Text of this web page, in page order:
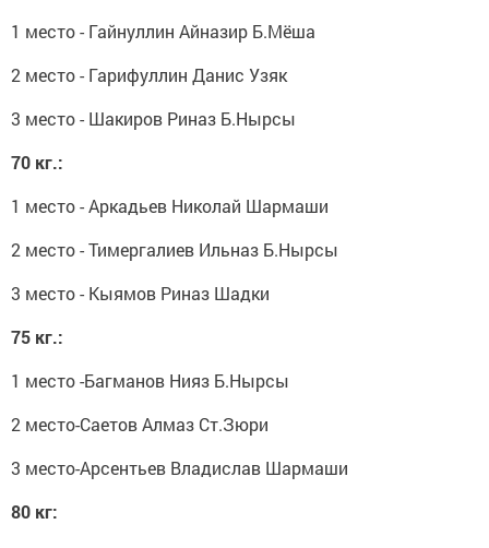
1 место - Гайнуллин Айназир Б.Мёша
2 место - Гарифуллин Данис Узяк
3 место - Шакиров Риназ Б.Нырсы
70 кг.:
1 место - Аркадьев Николай Шармаши
2 место - Тимергалиев Ильназ Б.Нырсы
3 место - Кыямов Риназ Шадки
75 кг.:
1 место -Багманов Нияз Б.Нырсы
2 место-Саетов Алмаз Ст.Зюри
3 место-Арсентьев Владислав Шармаши
80 кг: